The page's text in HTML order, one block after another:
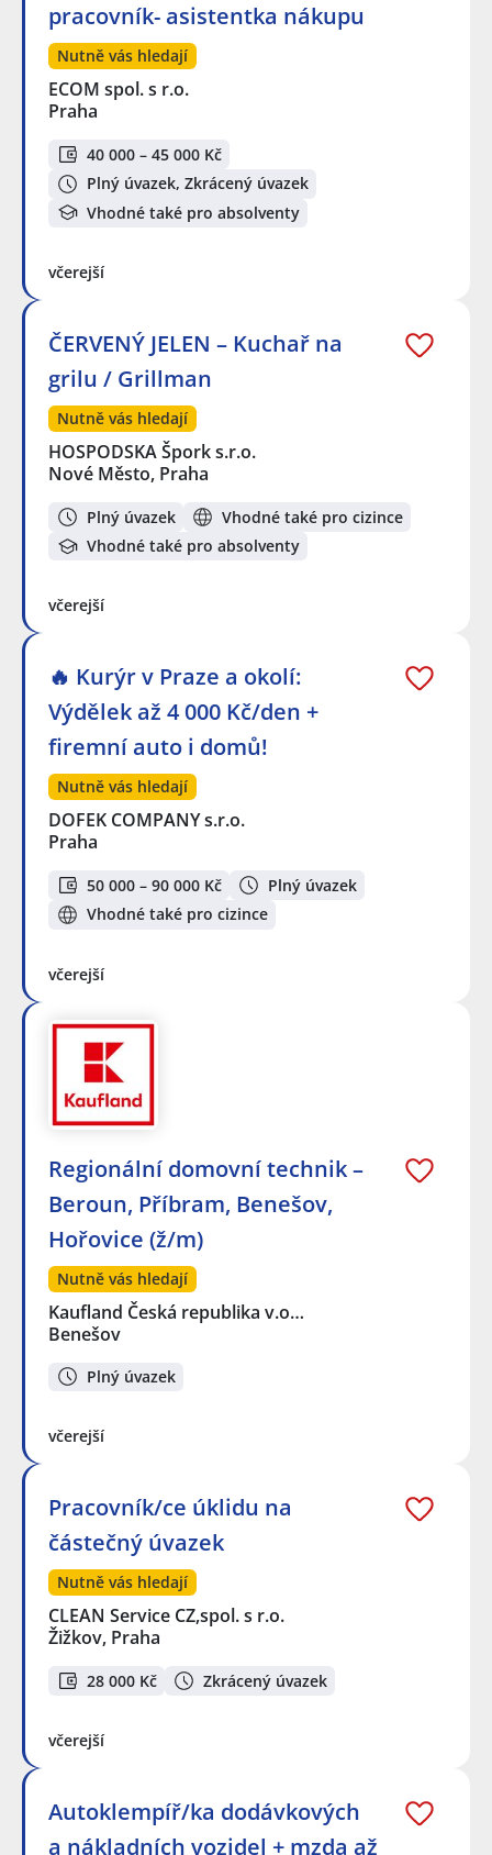
pracovník- asistentka nákupu
Nutně vás hledají
ECOM spol. s r.o.
Praha
40 000 – 45 000 Kč
Plný úvazek, Zkrácený úvazek
Vhodné také pro absolventy
včerejší
ČERVENÝ JELEN – Kuchař na
grilu / Grillman
Nutně vás hledají
HOSPODSKA Špork s.r.o.
Nové Město, Praha
Plný úvazek
Vhodné také pro cizince
Vhodné také pro absolventy
včerejší
🔥 Kurýr v Praze a okolí:
Výdělek až 4 000 Kč/den +
firemní auto i domů!
Nutně vás hledají
DOFEK COMPANY s.r.o.
Praha
50 000 – 90 000 Kč
Plný úvazek
Vhodné také pro cizince
včerejší
Regionální domovní technik –
Beroun, Příbram, Benešov,
Hořovice (ž/m)
Nutně vás hledají
Kaufland Česká republika v.o…
Benešov
Plný úvazek
včerejší
Pracovník/ce úklidu na
částečný úvazek
Nutně vás hledají
CLEAN Service CZ,spol. s r.o.
Žižkov, Praha
28 000 Kč Zkrácený úvazek
včerejší
Autoklempíř/ka dodávkových
a nákladních vozidel + mzda až